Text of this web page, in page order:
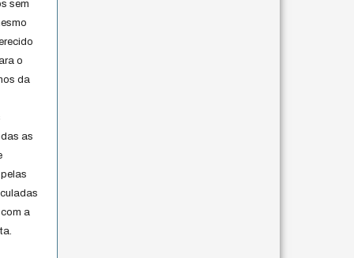
sem
o
da
as
a